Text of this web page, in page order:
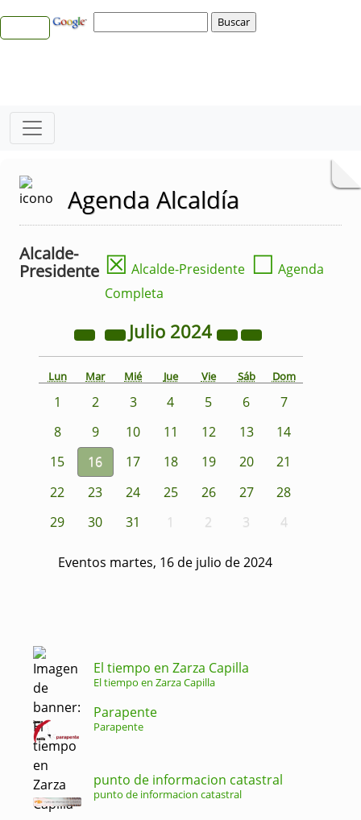
Agenda Alcaldía
Alcalde-
Presidente ☒ Alcalde-Presidente ☐ Agenda
Completa
Julio 2024
Lun Mar Mié Jue Vie Sáb Dom
1 2 3 4 5 6
7
8
9 10 11 12 13
14
15
16 17 18 19 20
21
22
23 24 25 26 27
28
29
30 31 1 2 3 4
Eventos martes, 16 de julio de 2024
El tiempo en Zarza Capilla
El tiempo en Zarza Capilla
Parapente
Parapente
punto de informacion catastral
punto de informacion catastral